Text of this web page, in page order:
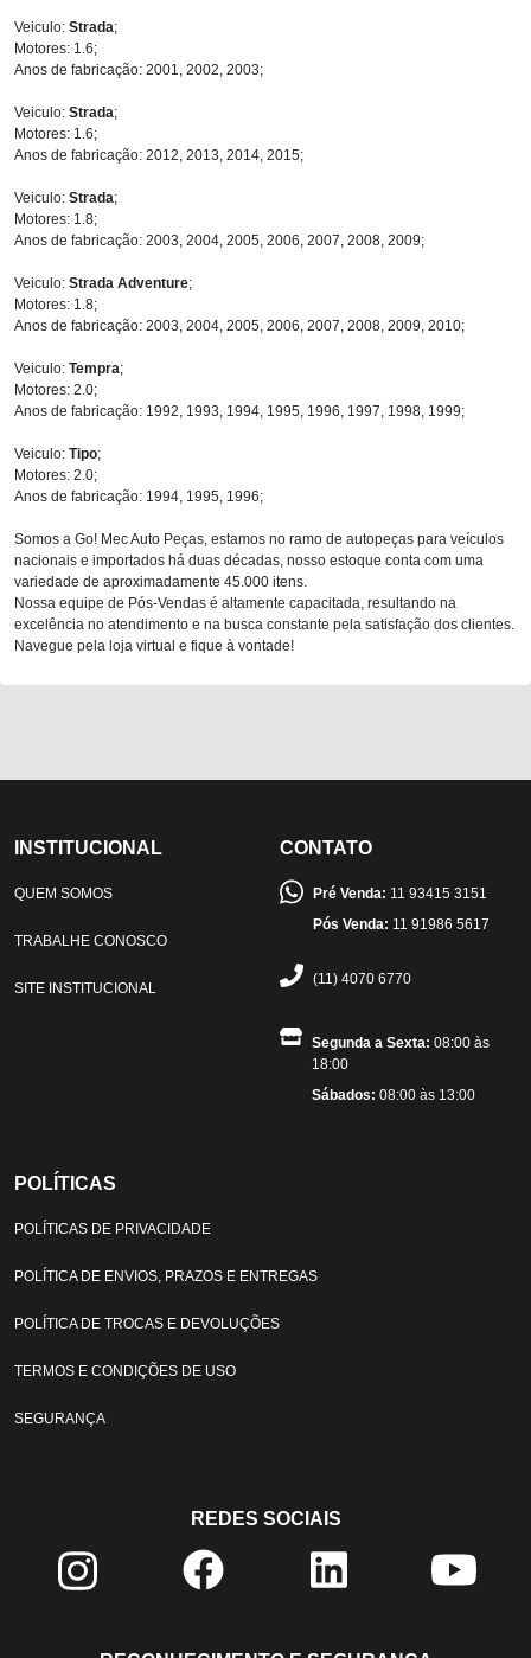
Veiculo: Strada;
Motores: 1.6;
Anos de fabricação: 2001, 2002, 2003;
Veiculo: Strada;
Motores: 1.6;
Anos de fabricação: 2012, 2013, 2014, 2015;
Veiculo: Strada;
Motores: 1.8;
Anos de fabricação: 2003, 2004, 2005, 2006, 2007, 2008, 2009;
Veiculo: Strada Adventure;
Motores: 1.8;
Anos de fabricação: 2003, 2004, 2005, 2006, 2007, 2008, 2009, 2010;
Veiculo: Tempra;
Motores: 2.0;
Anos de fabricação: 1992, 1993, 1994, 1995, 1996, 1997, 1998, 1999;
Veiculo: Tipo;
Motores: 2.0;
Anos de fabricação: 1994, 1995, 1996;
Somos a Go! Mec Auto Peças, estamos no ramo de autopeças para veículos
nacionais e importados há duas décadas, nosso estoque conta com uma
variedade de aproximadamente 45.000 itens.
Nossa equipe de Pós-Vendas é altamente capacitada, resultando na
excelência no atendimento e na busca constante pela satisfação dos clientes.
Navegue pela loja virtual e fique à vontade!
INSTITUCIONAL
QUEM SOMOS
TRABALHE CONOSCO
SITE INSTITUCIONAL
CONTATO
Pré Venda: 11 93415 3151
Pós Venda: 11 91986 5617
(11) 4070 6770
Segunda a Sexta: 08:00 às
18:00
Sábados: 08:00 às 13:00
POLÍTICAS
POLÍTICAS DE PRIVACIDADE
POLÍTICA DE ENVIOS, PRAZOS E ENTREGAS
POLÍTICA DE TROCAS E DEVOLUÇÕES
TERMOS E CONDIÇÕES DE USO
SEGURANÇA
REDES SOCIAIS